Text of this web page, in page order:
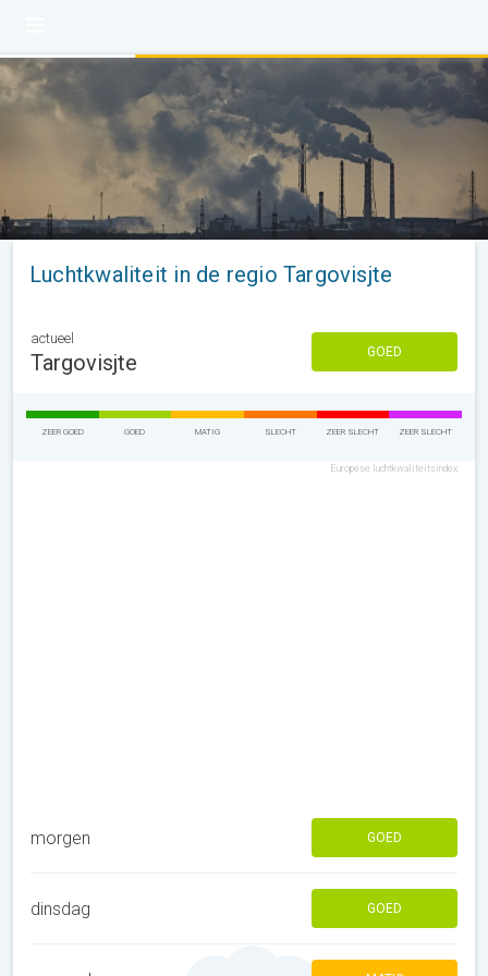
Luchtkwaliteit in de regio Targovisjte
actueel
Targovisjte GOED
ZEER GOED GOED MATIG SLECHT ZEER SLECHT ZEER SLECHT
Europese luchtkwaliteitsindex
morgen GOED
dinsdag GOED